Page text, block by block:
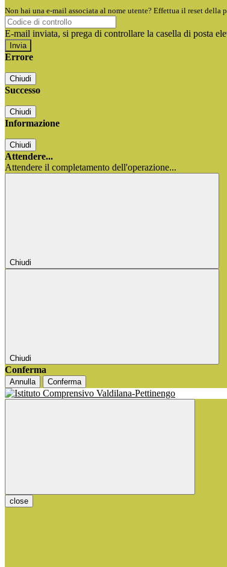
Non hai una e-mail associata al nome utente? Effettua il reset della
E-mail inviata, si prega di controllare la casella di posta
Errore
Chiudi
Successo
Chiudi
Informazione
Chiudi
Attendere...
Attendere il completamento dell'operazione...
Chiudi
Chiudi
Conferma
Annulla Conferma
close